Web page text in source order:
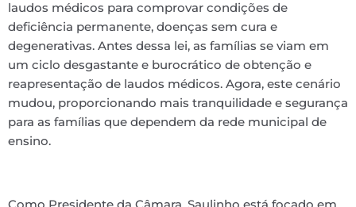
laudos médicos para comprovar condições de
deficiência permanente, doenças sem cura e
degenerativas. Antes dessa lei, as famílias se viam em
um ciclo desgastante e burocrático de obtenção e
reapresentação de laudos médicos. Agora, este cenário
mudou, proporcionando mais tranquilidade e segurança
para as famílias que dependem da rede municipal de
ensino.